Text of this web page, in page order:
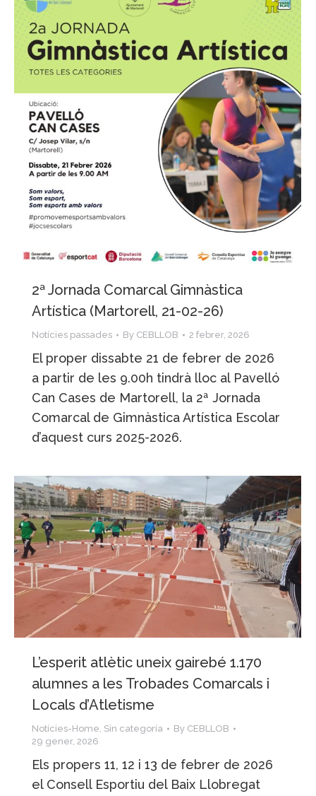
2ª Jornada Comarcal Gimnàstica
Artística (Martorell, 21-02-26)
Notícies passades By CEBLLOB 2 febrer, 2026
El proper dissabte 21 de febrer de 2026
a partir de les 9.00h tindrà lloc al Pavelló
Can Cases de Martorell, la 2ª Jornada
Comarcal de Gimnàstica Artística Escolar
d’aquest curs 2025-2026.
L’esperit atlètic uneix gairebé 1.170
alumnes a les Trobades Comarcals i
Locals d’Atletisme
Notícies-Home, Sin categoría By CEBLLOB
29 gener, 2026
Els propers 11, 12 i 13 de febrer de 2026
el Consell Esportiu del Baix Llobregat